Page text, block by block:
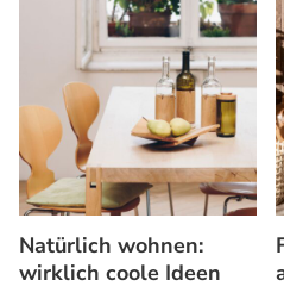
Natürlich wohnen:
wirklich coole Ideen